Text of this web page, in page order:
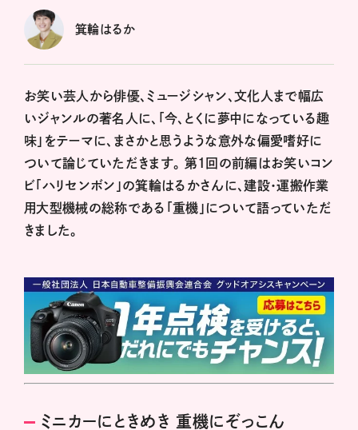
箕輪はるか
お笑い芸人から俳優、ミュージシャン、文化人まで幅広
いジャンルの著名人に、「今、とくに夢中になっている趣
味」をテーマに、まさかと思うような意外な偏愛嗜好に
ついて論じていただきます。 第1回の前編はお笑いコン
ビ「ハリセンボン」の箕輪はるかさんに、建設・運搬作業
用大型機械の総称である「重機」について語っていただ
きました。
ミニカーにときめき 重機にぞっこん